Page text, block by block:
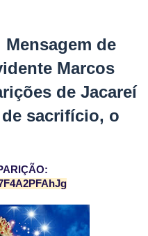
Mensagem de
Marcos
de Jacareí
sacrifício, o